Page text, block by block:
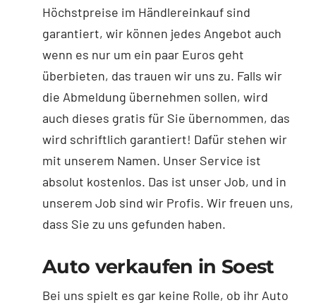
Höchstpreise im Händlereinkauf sind
garantiert, wir können jedes Angebot auch
wenn es nur um ein paar Euros geht
überbieten, das trauen wir uns zu. Falls wir
die Abmeldung übernehmen sollen, wird
auch dieses gratis für Sie übernommen, das
wird schriftlich garantiert! Dafür stehen wir
mit unserem Namen. Unser Service ist
absolut kostenlos. Das ist unser Job, und in
unserem Job sind wir Profis. Wir freuen uns,
dass Sie zu uns gefunden haben.
Auto verkaufen in Soest
Bei uns spielt es gar keine Rolle, ob ihr Auto